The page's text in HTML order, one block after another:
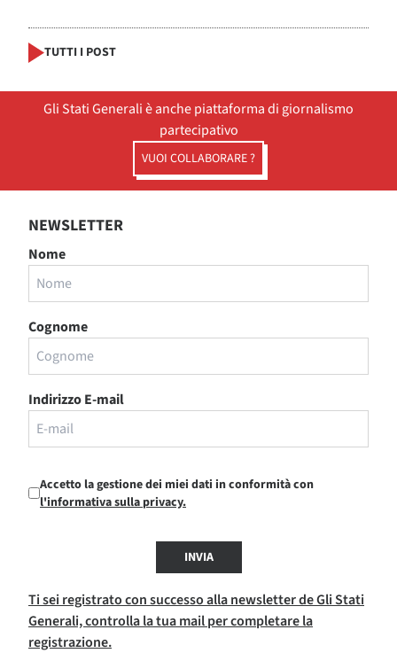
TUTTI I POST
Gli Stati Generali è anche piattaforma di giornalismo
partecipativo
VUOI COLLABORARE ?
NEWSLETTER
Nome
Cognome
Indirizzo E-mail
Accetto la gestione dei miei dati in conformità con
l'informativa sulla privacy.
INVIA
Ti sei registrato con successo alla newsletter de Gli Stati
Generali, controlla la tua mail per completare la
registrazione.